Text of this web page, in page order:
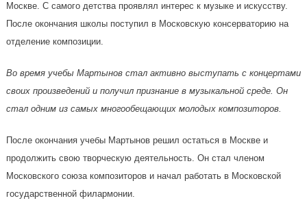
Москве. С самого детства проявлял интерес к музыке и искусству.
После окончания школы поступил в Московскую консерваторию на
отделение композиции.
Во время учебы Мартынов стал активно выступать с концертами
своих произведений и получил признание в музыкальной среде. Он
стал одним из самых многообещающих молодых композиторов.
После окончания учебы Мартынов решил остаться в Москве и
продолжить свою творческую деятельность. Он стал членом
Московского союза композиторов и начал работать в Московской
государственной филармонии.